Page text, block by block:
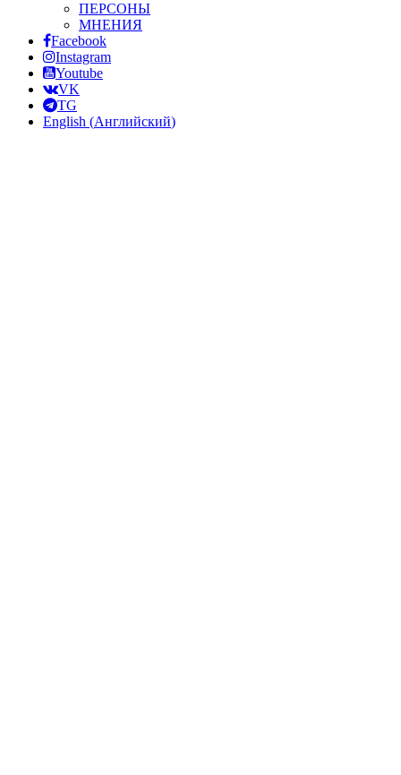
ПЕРСОНЫ
МНЕНИЯ
Facebook
Instagram
Youtube
VK
TG
English (Английский)